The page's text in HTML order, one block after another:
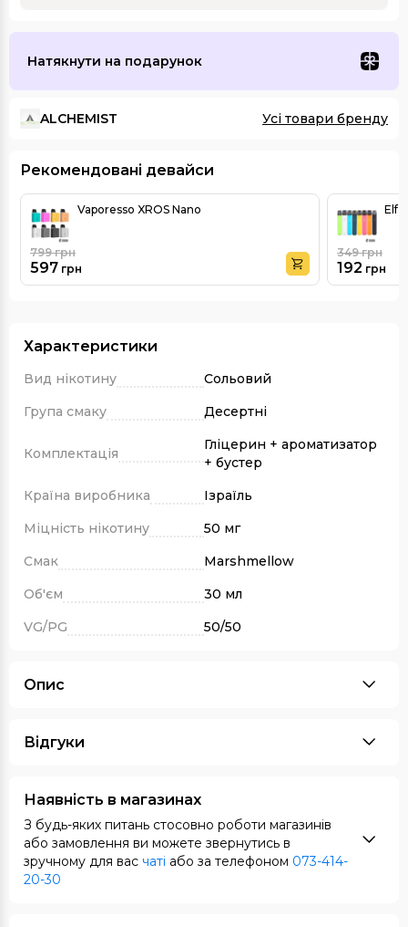
Натякнути на подарунок
ALCHEMIST Усі товари бренду
Рекомендовані девайси
Vaporesso XROS Nano
597 грн
799грн
Elf
192 грн
349грн
Характеристики
Вид нікотину
Сольовий
Група смаку
Десертні
Комплектація
Гліцерин + ароматизатор
+ бустер
Країна виробника
Ізраїль
Міцність нікотину
50 мг
Смак
Marshmellow
Об'єм
30 мл
VG/PG
50/50
Опис
Відгуки
Наявність в магазинах
З будь-яких питань стосовно роботи магазинів
або замовлення ви можете звернутись в
зручному для вас чаті або за телефоном 073-414-
20-30